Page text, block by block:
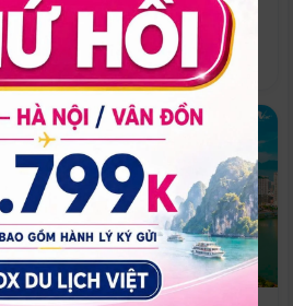
Quoc
Phú Quốc
★ 5.0